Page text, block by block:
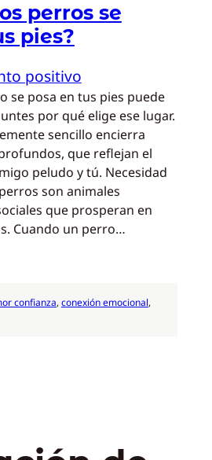
perros se
pies?
positivo
se posa en tus pies puede
por qué elige ese lugar.
sencillo encierra
que reflejan el
peludo y tú. Necesidad
son animales
que prosperan en
Cuando un perro…
confianza, conexión emocional